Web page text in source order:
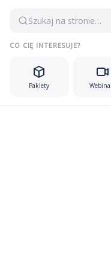
Szukaj na stronie…
CO CIĘ INTERESUJE?
Pakiety